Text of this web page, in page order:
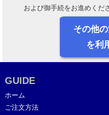
および御手続をお進めくだ
その他
を利
GUIDE
ホーム
ご注文方法